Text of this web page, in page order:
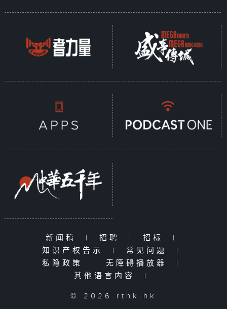
新闻稿 | 招聘 | 招标
|
知识产权告示
| 常见问题
|
私隐政策
| 无障碍播放器
|
其他语言内容
|
© 2026 rthk.hk